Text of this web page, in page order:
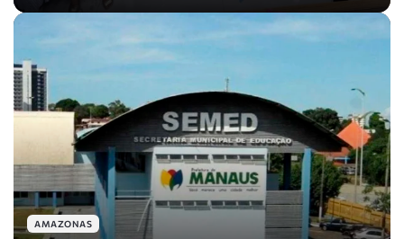
AMAZONAS